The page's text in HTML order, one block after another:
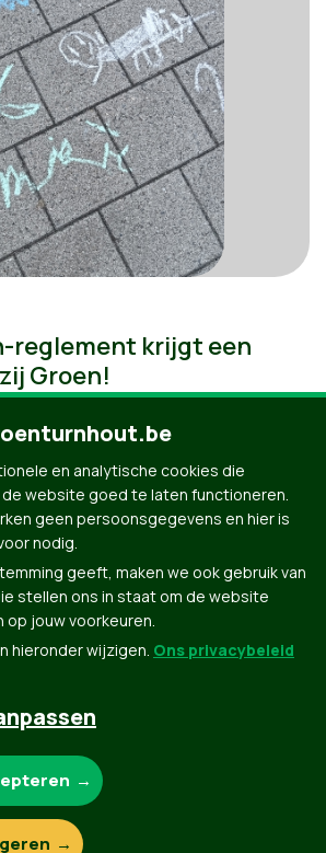
reglement krijgt een
Groen!
Privacybeleid
en analytische cookies die
website goed te laten functioneren.
geen persoonsgegevens en hier is
nodig.
geeft, maken we ook gebruik van
stellen ons in staat om de website
jouw voorkeuren.
hieronder wijzigen. Ons privacybeleid
cookies: